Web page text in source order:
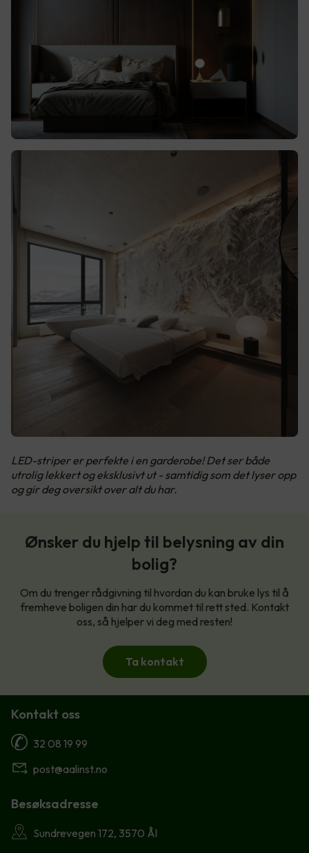
LED-striper er perfekte i en garderobe! Det ser både
utrolig lekkert og eksklusivt ut - samtidig som det lyser opp
og gir deg oversikt over alt du har.
Ønsker du hjelp til belysning av din
bolig?
Om du trenger rådgivning til hvordan du kan bruke lys til å
fremheve boligen din har du kommet til rett sted. Kontakt
oss, så hjelper vi deg med resten!
Ta kontakt
Kontakt oss
32 08 19 99
post@aalinst.no
Besøksadresse
Sundrevegen 172, 3570 Ål